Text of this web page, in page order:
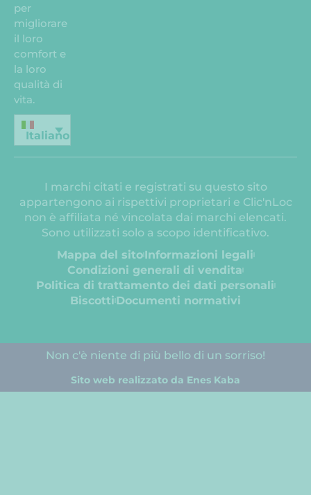
per
migliorare
il loro
comfort e
la loro
qualità di
vita.
Italiano
I marchi citati e registrati su questo sito
appartengono ai rispettivi proprietari e Clic'nLoc
non è affiliata né vincolata dai marchi elencati.
Sono utilizzati solo a scopo identificativo.
Mappa del sitoInformazioni legali
Condizioni generali di vendita
Politica di trattamento dei dati personali
Biscotti Documenti normativi
Non c'è niente di più bello di un sorriso!
Sito web realizzato da Enes Kaba